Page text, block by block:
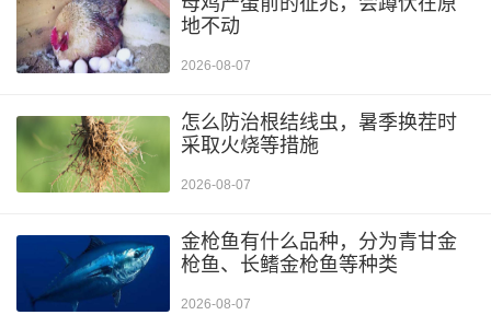
地不动
2026-08-07
怎么防治根结线虫，暑季换茬时
采取火烧等措施
2026-08-07
金枪鱼有什么品种，分为青甘金
枪鱼、长鳍金枪鱼等种类
2026-08-07